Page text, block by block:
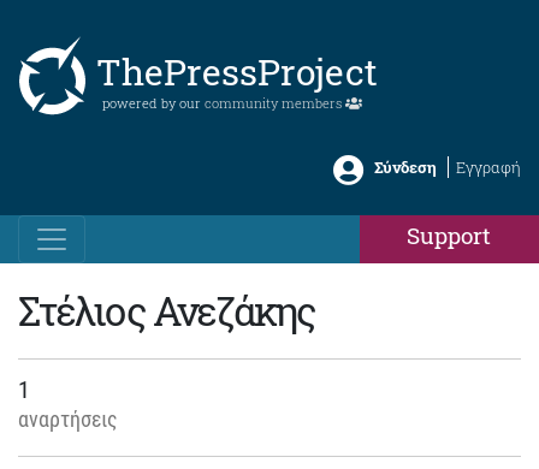
ThePressProject
powered by our community members
Σύνδεση Εγγραφή
Support
Στέλιος Ανεζάκης
1
αναρτήσεις